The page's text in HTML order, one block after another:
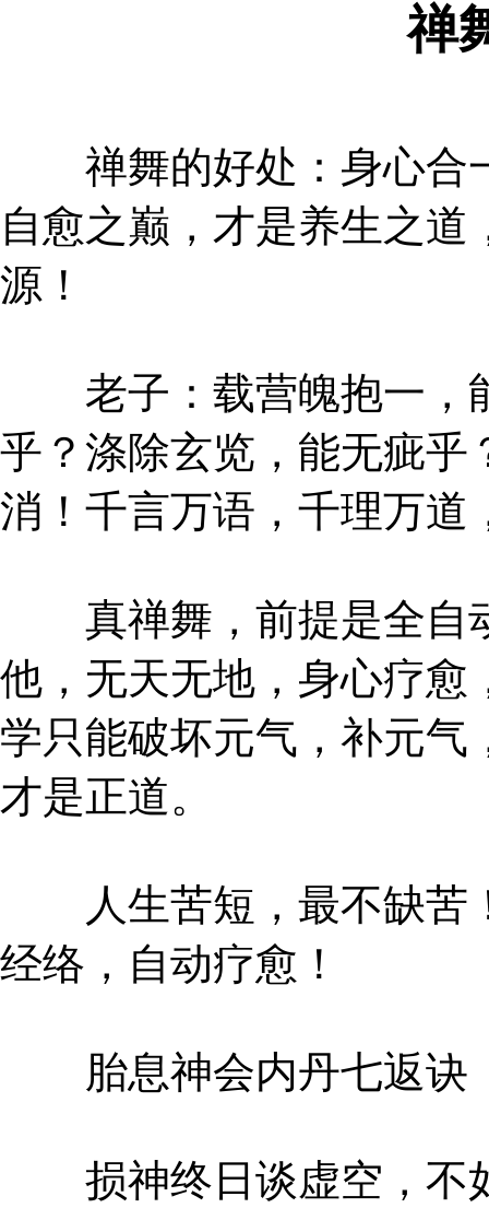
禅
禅舞的好处：身心合
自愈之巅，才是养生之
源！
老子：载营魄抱一，
乎？涤除玄览，能无疵乎
消！千言万语，千理万道
真禅舞，前提是全自
他，无天无地，身心疗愈
学只能破坏元气，补元气
才是正道。
人生苦短，最不缺苦
经络，自动疗愈！
胎息神会内丹七返诀
损神终日谈虚空，不